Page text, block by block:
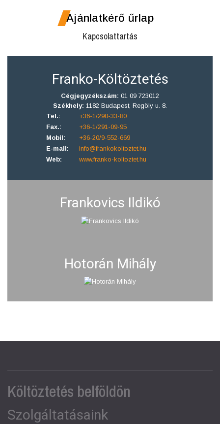
Ajánlatkérő űrlap
Kapcsolattartás
Frankovics Ildikó
Franko-Költöztetés
Cégjegyzékszám: 01 09 723012
Székhely: 1182 Budapest, Regöly u. 8.
Tel.:
+36-1/290-33-80
Fax.:
+36-1/291-09-95
Mobil:
+36-20/9-552-669
E-mail:
info@frankokoltoztet.hu
Web:
www.franko-koltoztet.hu
Hotorán Mihály
Költöztetés belföldön
Szolgáltatásaink